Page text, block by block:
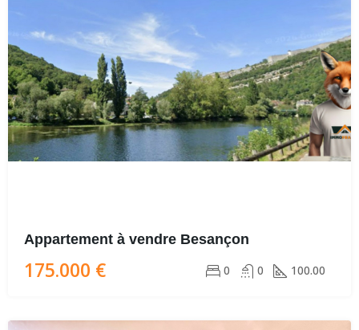
Appartement à vendre Besançon
175.000 € 0 0 100.00